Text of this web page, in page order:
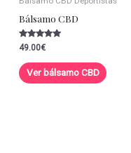
Bálsamo CBD
Valorado con
5.00
de 5
49.00€
Ver bálsamo CBD